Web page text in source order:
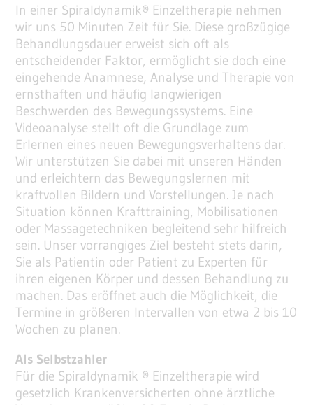
In einer Spiraldynamik® Einzeltherapie nehmen
wir uns 50 Minuten Zeit für Sie. Diese großzügige
Behandlungsdauer erweist sich oft als
entscheidender Faktor, ermöglicht sie doch eine
eingehende Anamnese, Analyse und Therapie von
ernsthaften und häufig langwierigen
Beschwerden des Bewegungssystems. Eine
Videoanalyse stellt oft die Grundlage zum
Erlernen eines neuen Bewegungsverhaltens dar.
Wir unterstützen Sie dabei mit unseren Händen
und erleichtern das Bewegungslernen mit
kraftvollen Bildern und Vorstellungen. Je nach
Situation können Krafttraining, Mobilisationen
oder Massagetechniken begleitend sehr hilfreich
sein. Unser vorrangiges Ziel besteht stets darin,
Sie als Patientin oder Patient zu Experten für
ihren eigenen Körper und dessen Behandlung zu
machen. Das eröffnet auch die Möglichkeit, die
Termine in größeren Intervallen von etwa 2 bis 10
Wochen zu planen.
Als Selbstzahler
Für die Spiraldynamik ® Einzeltherapie wird
gesetzlich Krankenversicherten ohne ärztliche